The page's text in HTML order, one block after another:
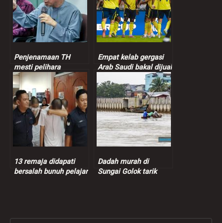
Penjenamaan TH
mesti pelihara
sensitiviti, suara hati
pendeposit – Dr.Zulkifli
Empat kelab gergasi
Arab Saudi bakal dijual
termasuk kelab
Ronaldo
13 remaja didapati
bersalah bunuh pelajar
Dadah murah di
Sungai Golok tarik